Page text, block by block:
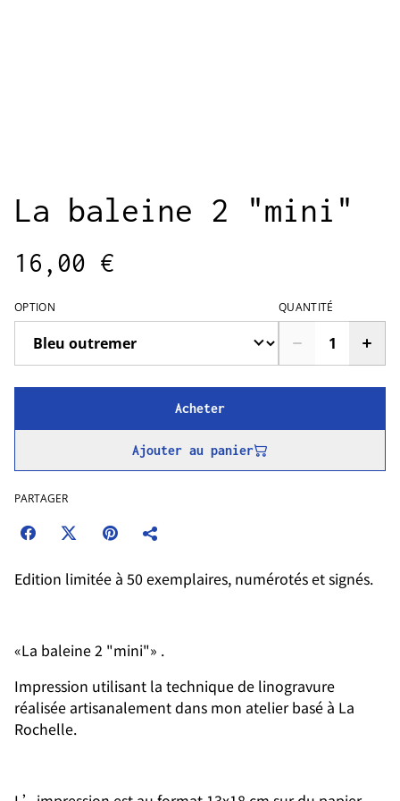
La baleine 2 "mini"
16,00 €
OPTION QUANTITÉ
Acheter
Ajouter au panier
PARTAGER
Edition limitée à 50 exemplaires, numérotés et signés.
«La baleine 2 "mini"» .
Impression utilisant la technique de linogravure
réalisée artisanalement dans mon atelier basé à La
Rochelle.